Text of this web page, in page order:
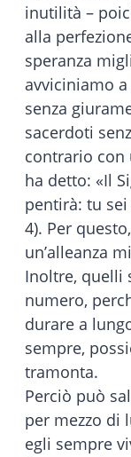
inutilità –
alla
speranza
avviciniamo
senza
sacerdoti
contrario con
ha detto: «Il
pentirà: tu
4). Per
un’alleanza
Inoltre, quelli
numero,
durare a
sempre,
tramonta.
Perciò può
per mezzo di
egli sempre